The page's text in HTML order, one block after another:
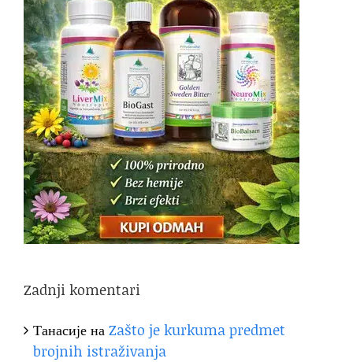
Zadnji komentari
ТанасијенаZašto je kurkuma predmet
brojnih istraživanja